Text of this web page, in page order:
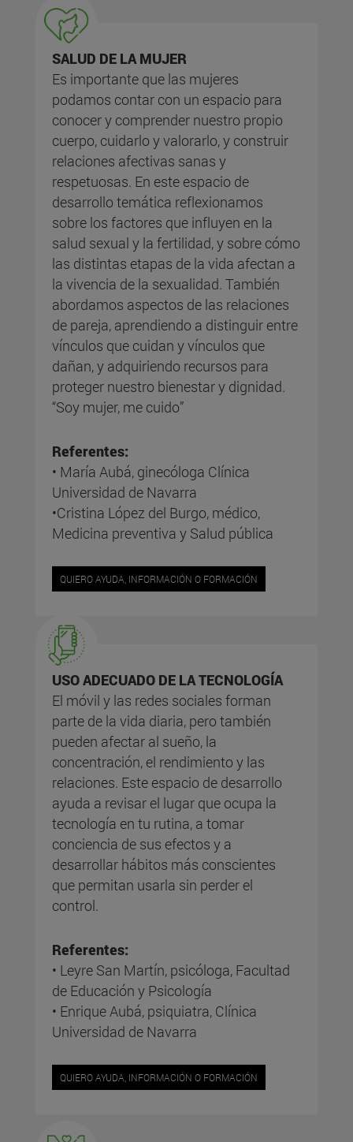
SALUD DE LA MUJER
Es importante que las mujeres
podamos contar con un espacio para
conocer y comprender nuestro propio
cuerpo, cuidarlo y valorarlo, y construir
relaciones afectivas sanas y
respetuosas. En este espacio de
desarrollo temática reflexionamos
sobre los factores que influyen en la
salud sexual y la fertilidad, y sobre cómo
las distintas etapas de la vida afectan a
la vivencia de la sexualidad. También
abordamos aspectos de las relaciones
de pareja, aprendiendo a distinguir entre
vínculos que cuidan y vínculos que
dañan, y adquiriendo recursos para
proteger nuestro bienestar y dignidad.
“Soy mujer, me cuido”
Referentes:
• María Aubá, ginecóloga Clínica
Universidad de Navarra
•Cristina López del Burgo, médico,
Medicina preventiva y Salud pública
QUIERO AYUDA, INFORMACIÓN O FORMACIÓN
USO ADECUADO DE LA TECNOLOGÍA
El móvil y las redes sociales forman
parte de la vida diaria, pero también
pueden afectar al sueño, la
concentración, el rendimiento y las
relaciones. Este espacio de desarrollo
ayuda a revisar el lugar que ocupa la
tecnología en tu rutina, a tomar
conciencia de sus efectos y a
desarrollar hábitos más conscientes
que permitan usarla sin perder el
control.
Referentes:
• Leyre San Martín, psicóloga, Facultad
de Educación y Psicología
• Enrique Aubá, psiquiatra, Clínica
Universidad de Navarra
QUIERO AYUDA, INFORMACIÓN O FORMACIÓN